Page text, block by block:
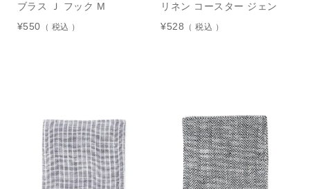
ブラス Ｊ フック M
¥550 税込
リネン コースター ジェン
¥528 税込